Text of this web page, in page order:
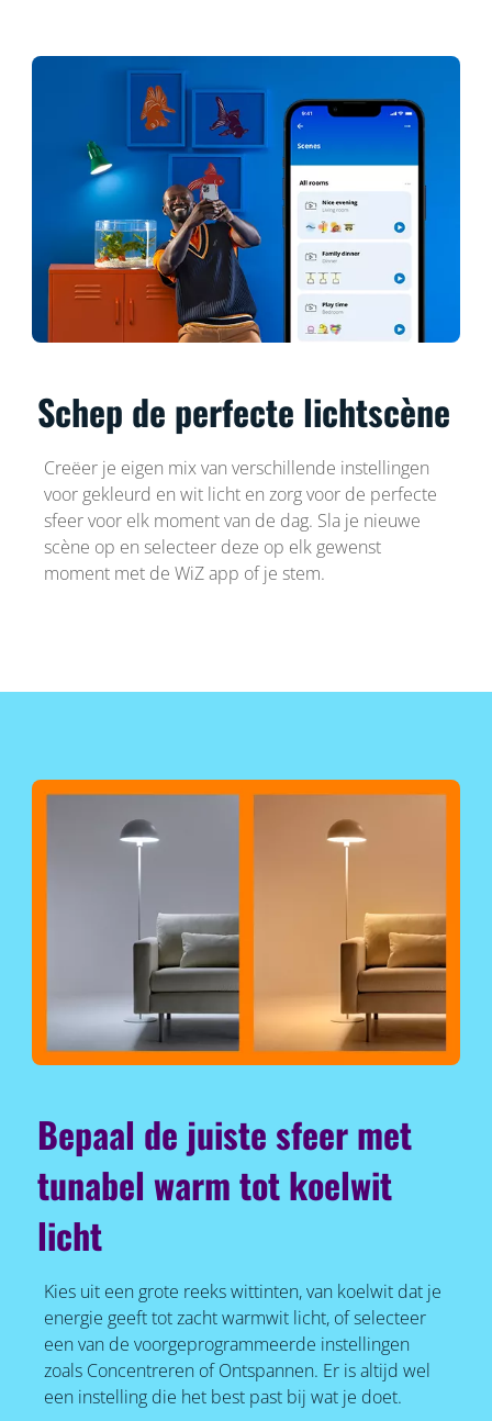
Schep de perfecte lichtscène
Creëer je eigen mix van verschillende instellingen
voor gekleurd en wit licht en zorg voor de perfecte
sfeer voor elk moment van de dag. Sla je nieuwe
scène op en selecteer deze op elk gewenst
moment met de WiZ app of je stem.
Bepaal de juiste sfeer met
tunabel warm tot koelwit
licht
Kies uit een grote reeks wittinten, van koelwit dat je
energie geeft tot zacht warmwit licht, of selecteer
een van de voorgeprogrammeerde instellingen
zoals Concentreren of Ontspannen. Er is altijd wel
een instelling die het best past bij wat je doet.